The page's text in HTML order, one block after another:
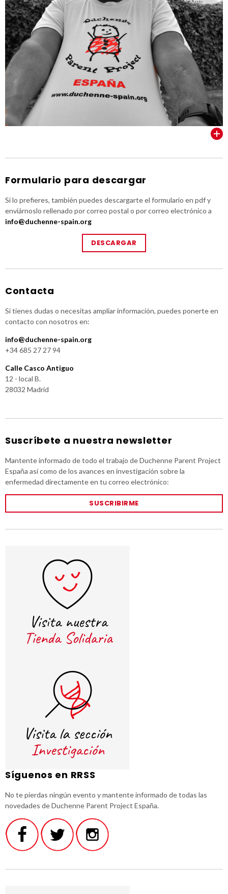
Formulario para descargar
Si lo prefieres, también puedes descargarte el formulario en pdf y
enviárnoslo rellenado por correo postal o por correo electrónico a
info@duchenne-spain.org
DESCARGAR
Contacta
Si tienes dudas o necesitas ampliar información, puedes ponerte en
contacto con nosotros en:
info@duchenne-spain.org
+34 685 27 27 94
Calle Casco Antiguo
12 - local B.
28032 Madrid
Suscríbete a nuestra newsletter
Mantente informado de todo el trabajo de Duchenne Parent Project
España así como de los avances en investigación sobre la
enfermedad directamente en tu correo electrónico:
SUSCRIBIRME
Síguenos en RRSS
No te pierdas ningún evento y mantente informado de todas las
novedades de Duchenne Parent Project España.